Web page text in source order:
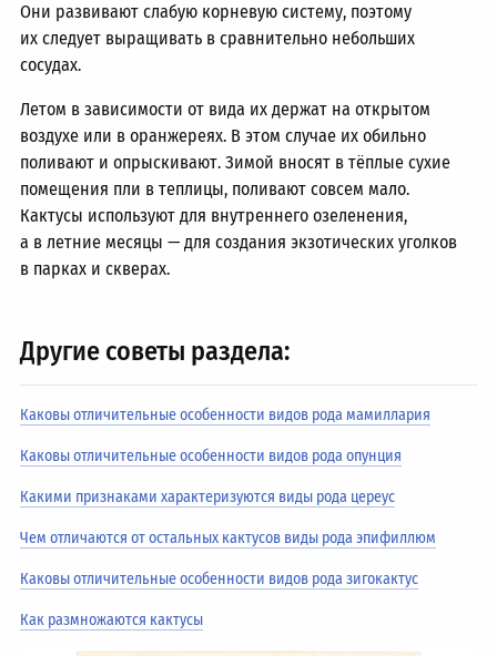
Они развивают слабую корневую систему, поэтому
их следует выращивать в сравнительно небольших
сосудах.
Летом в зависимости от вида их держат на открытом
воздухе или в оранжереях. В этом случае их обильно
поливают и опрыскивают. Зимой вносят в тёплые сухие
помещения пли в теплицы, поливают совсем мало.
Кактусы используют для внутреннего озеленения,
а в летние месяцы — для создания экзотических уголков
в парках и скверах.
Другие советы раздела:
Каковы отличительные особенности видов рода мамиллария
Каковы отличительные особенности видов рода опунция
Какими признаками характеризуются виды рода цереус
Чем отличаются от остальных кактусов виды рода эпифиллюм
Каковы отличительные особенности видов рода зигокактус
Как размножаются кактусы